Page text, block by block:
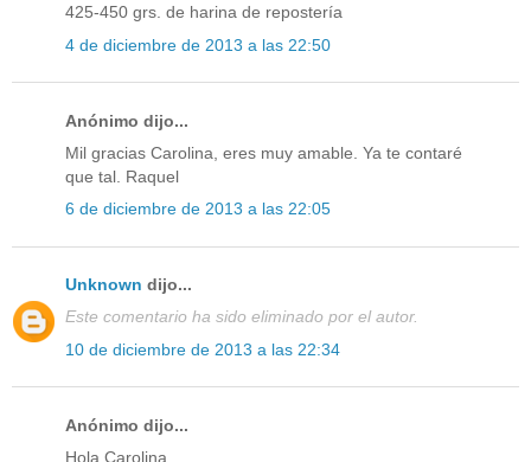
425-450 grs. de harina de repostería
4 de diciembre de 2013 a las 22:50
Anónimo dijo...
Mil gracias Carolina, eres muy amable. Ya te contaré
que tal. Raquel
6 de diciembre de 2013 a las 22:05
Unknown dijo...
Este comentario ha sido eliminado por el autor.
10 de diciembre de 2013 a las 22:34
Anónimo dijo...
Hola Carolina,